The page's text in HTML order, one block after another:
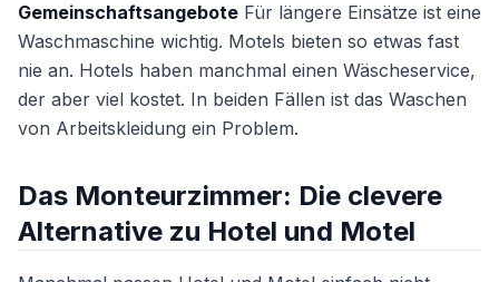
Gemeinschaftsangebote Für längere Einsätze ist eine
Waschmaschine wichtig. Motels bieten so etwas fast
nie an. Hotels haben manchmal einen Wäscheservice,
der aber viel kostet. In beiden Fällen ist das Waschen
von Arbeitskleidung ein Problem.
Das Monteurzimmer: Die clevere
Alternative zu Hotel und Motel